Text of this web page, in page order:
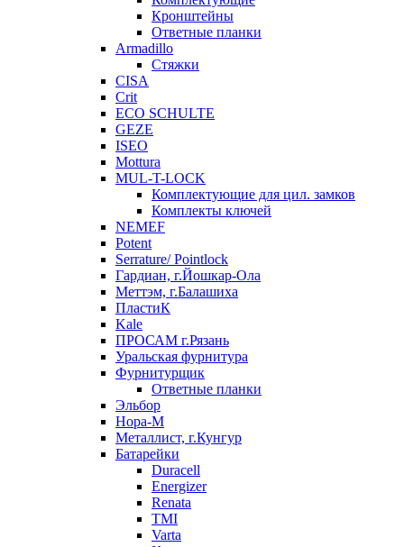
Кронштейны
Ответные планки
Armadillo
Стяжки
CISA
Crit
ECO SCHULTE
GEZE
ISEO
Mottura
MUL-T-LOCK
Комплектующие для цил. замков
Комплекты ключей
NEMEF
Potent
Serrature/ Pointlock
Гардиан, г.Йошкар-Ола
Меттэм, г.Балашиха
ПластиК
Kale
ПРОСАМ г.Рязань
Уральская фурнитура
Фурнитурщик
Ответные планки
Эльбор
Нора-М
Металлист, г.Кунгур
Батарейки
Duracell
Energizer
Renata
TMI
Varta